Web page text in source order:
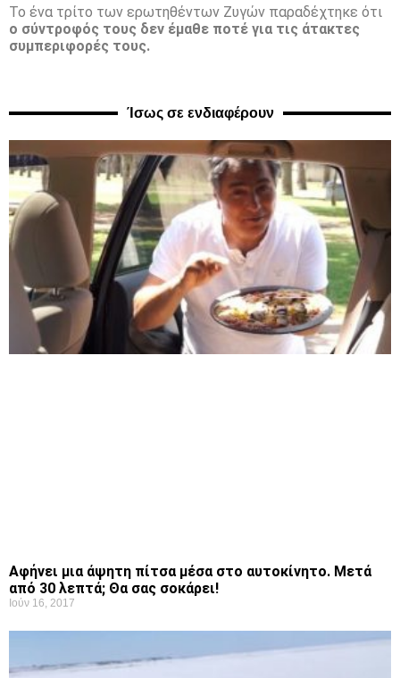
Το ένα τρίτο των ερωτηθέντων Ζυγών παραδέχτηκε ότι
ο σύντροφός τους δεν έμαθε ποτέ για τις άτακτες
συμπεριφορές τους.
Ίσως σε ενδιαφέρουν
Αφήνει μια άψητη πίτσα μέσα στο αυτοκίνητο. Μετά
από 30 λεπτά; Θα σας σοκάρει!
Ιούν 16, 2017